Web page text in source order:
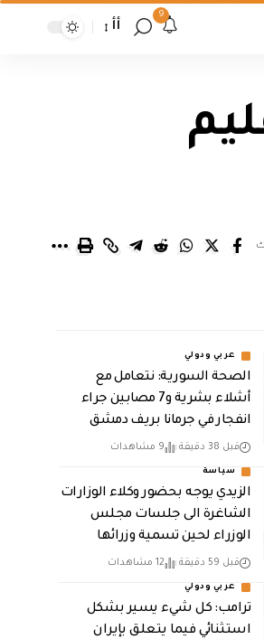
9
أأ
عربي ودولي
الصحة السورية: نتعامل مع
أشلاء بشرية و7 مصابين جراء
انفجار في جرمانا بريف دمشق
قبل 38 دقيقة 9 مشاهدات
سياسة
الزيدي يوجه بحضور وكلاء الوزارات
الشاغرة الى جلسات مجلس
الوزراء لحين تسمية وزرائها
قبل 59 دقيقة 12 مشاهدات
عربي ودولي
ترامب: كل شيء يسير بشكل
استثنائي فيما يتعلق بإيران